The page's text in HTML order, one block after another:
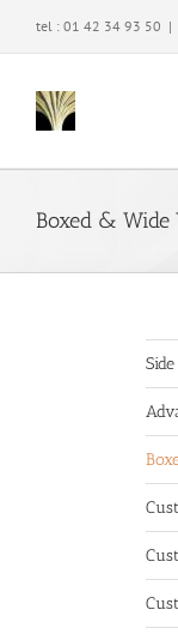
contenu
tel : 01 42 34 93 50 |
Boxed & Wide